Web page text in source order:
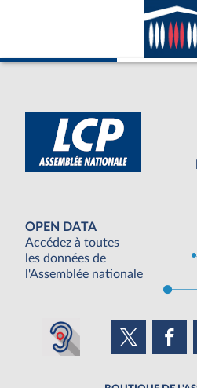
OPEN DATA
Accédez à toutes
les données de
l'Assemblée nationale